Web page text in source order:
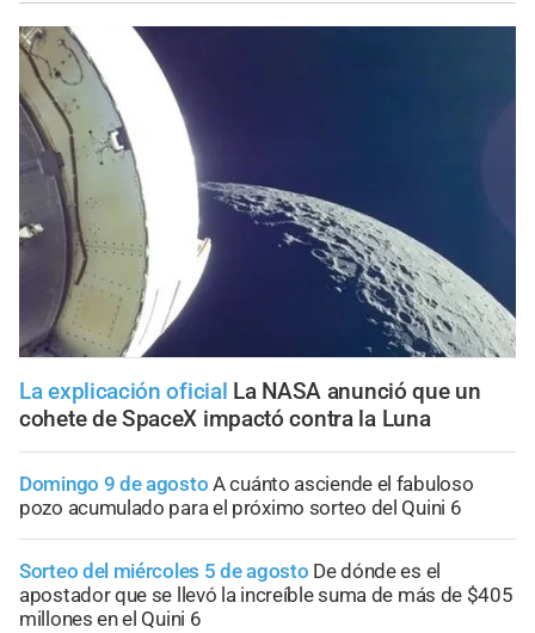
La explicación oficial La NASA anunció que un
cohete de SpaceX impactó contra la Luna
Domingo 9 de agosto A cuánto asciende el fabuloso
pozo acumulado para el próximo sorteo del Quini 6
Sorteo del miércoles 5 de agosto De dónde es el
apostador que se llevó la increíble suma de más de $405
millones en el Quini 6